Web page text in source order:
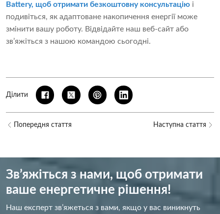
Battery, щоб отримати безкоштовну консультацію і
подивіться, як адаптоване накопичення енергії може
змінити вашу роботу. Відвідайте наш веб-сайт або
зв’яжіться з нашою командою сьогодні.
Ділити
Попередня стаття Наступна стаття
Зв’яжіться з нами, щоб отримати
ваше енергетичне рішення!
Наш експерт зв’яжеться з вами, якщо у вас виникнуть